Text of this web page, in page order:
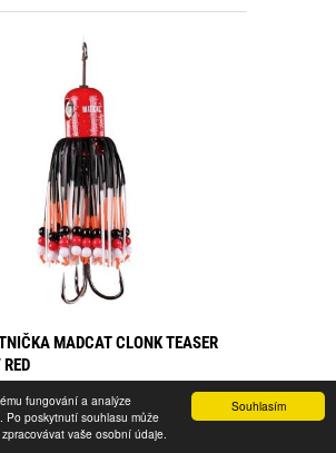
Souhlasím
fungování a analýze
Po poskytnutí souhlasu může
vaše osobní údaje.
MADCAT CLONK TEASER
5813001
440,00 Kč s DPH